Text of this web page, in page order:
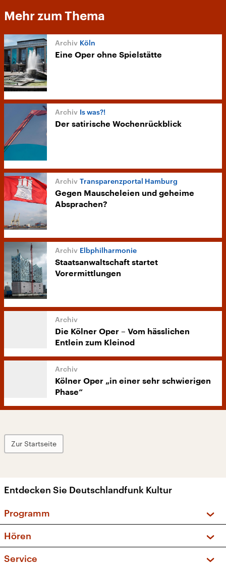
Mehr zum Thema
Köln
Eine Oper ohne Spielstätte
Is was?!
Der satirische Wochenrückblick
Transparenzportal Hamburg
Gegen Mauscheleien und geheime
Absprachen?
Elbphilharmonie
Staatsanwaltschaft startet
Vorermittlungen
Die Kölner Oper – Vom hässlichen
Entlein zum Kleinod
Kölner Oper „in einer sehr schwierigen
Phase“
Zur Startseite
Entdecken Sie Deutschlandfunk Kultur
Programm
Sendungen und Podcasts
Musikliste
Hören
Service